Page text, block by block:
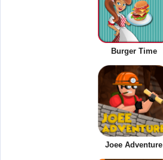
Burger Time
Joee Adventure